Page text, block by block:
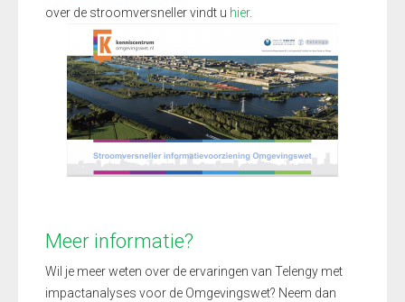
over de stroomversneller vindt u hier.
Meer informatie?
Wil je meer weten over de ervaringen van Telengy met
impactanalyses voor de Omgevingswet? Neem dan